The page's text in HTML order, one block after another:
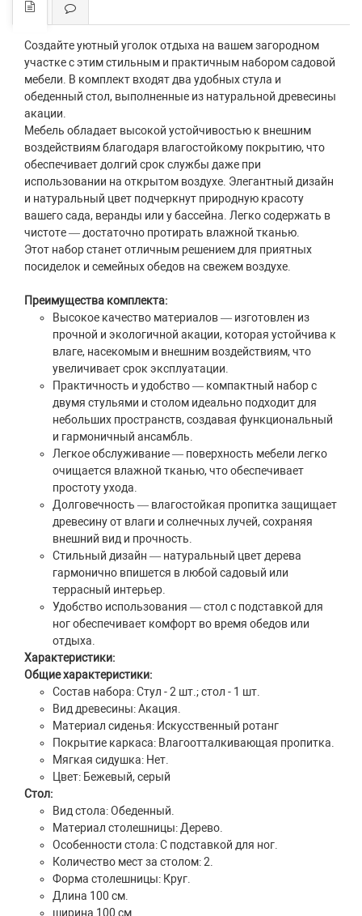
Создайте уютный уголок отдыха на вашем загородном
участке с этим стильным и практичным набором садовой
мебели. В комплект входят два удобных стула и
обеденный стол, выполненные из натуральной древесины
акации.
Мебель обладает высокой устойчивостью к внешним
воздействиям благодаря влагостойкому покрытию, что
обеспечивает долгий срок службы даже при
использовании на открытом воздухе. Элегантный дизайн
и натуральный цвет подчеркнут природную красоту
вашего сада, веранды или у бассейна. Легко содержать в
чистоте — достаточно протирать влажной тканью.
Этот набор станет отличным решением для приятных
посиделок и семейных обедов на свежем воздухе.
Преимущества комплекта:
Высокое качество материалов — изготовлен из
прочной и экологичной акации, которая устойчива к
влаге, насекомым и внешним воздействиям, что
увеличивает срок эксплуатации.
Практичность и удобство — компактный набор с
двумя стульями и столом идеально подходит для
небольших пространств, создавая функциональный
и гармоничный ансамбль.
Легкое обслуживание — поверхность мебели легко
очищается влажной тканью, что обеспечивает
простоту ухода.
Долговечность — влагостойкая пропитка защищает
древесину от влаги и солнечных лучей, сохраняя
внешний вид и прочность.
Стильный дизайн — натуральный цвет дерева
гармонично впишется в любой садовый или
террасный интерьер.
Удобство использования — стол с подставкой для
ног обеспечивает комфорт во время обедов или
отдыха.
Характеристики:
Общие характеристики:
Состав набора: Стул - 2 шт.; стол - 1 шт.
Вид древесины: Акация.
Материал сиденья: Искусственный ротанг
Покрытие каркаса: Влагоотталкивающая пропитка.
Мягкая сидушка: Нет.
Цвет: Бежевый, серый
Стол:
Вид стола: Обеденный.
Материал столешницы: Дерево.
Особенности стола: С подставкой для ног.
Количество мест за столом: 2.
Форма столешницы: Круг.
Длина 100 см.
ширина 100 см.